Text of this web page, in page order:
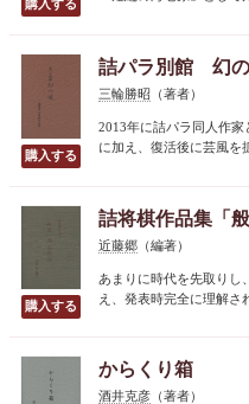
詰パラ別館 幻
三輪勝昭 （著者）
2013年に詰パラ同人作
に加え、復活後に芸風を
詰将棋作品集「
近藤郷 （編著）
あまりに時代を先取りし
え、発表時完全に理解さ
からくり箱
酒井克彦 （著者）